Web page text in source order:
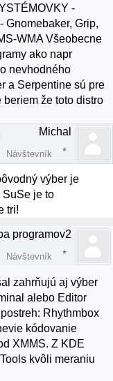
-
Gnomebaker, Grip,
WMA Všeobecne
ako napr
nevhodného
a Serpentine sú pre
že toto distro
Michal
Návštevník
výber je
SuSe je to
tri!
programov2
Návštevník
zahrňujú aj výber
alebo Editor
Rhythmbox
kódovanie
XMMS. Z KDE
kvôli meraniu